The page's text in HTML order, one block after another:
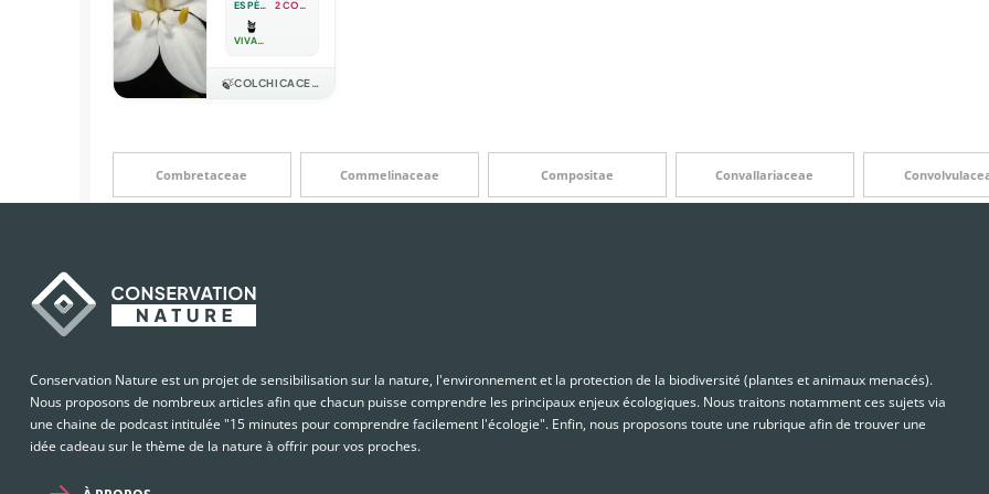
ESPÈCE 2 COULEURS
🪴
VIVACE
🍃 COLCHICACEAE
Combretaceae Commelinaceae Compositae Convallariaceae
Conservation Nature est un projet de sensibilisation sur la nature, l'environnement et la protection de la biodiversité (plantes et animaux menacés).
Nous proposons de nombreux articles afin que chacun puisse comprendre les principaux enjeux écologiques. Nous traitons notamment ces sujets via
une chaine de podcast intitulée "15 minutes pour comprendre facilement l'écologie". Enfin, nous proposons toute une rubrique afin de trouver une
idée cadeau sur le thème de la nature à offrir pour vos proches.